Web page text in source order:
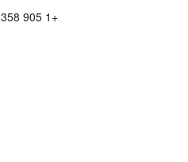
+1 905 358 3621